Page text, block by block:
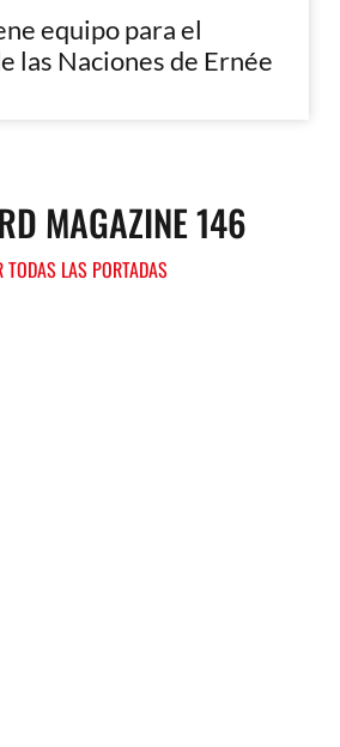
equipo para el
las Naciones de Ernée
MAGAZINE 146
TODAS LAS PORTADAS